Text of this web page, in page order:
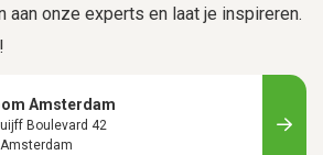
aan onze experts en laat je inspireren.
Amsterdam
Boulevard 42